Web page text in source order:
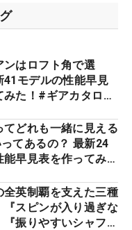
ンはロフト角で選
モデルの性能早見
みた！#ギアカタログ
てどれも一緒に見える
てあるの？ 最新24
能早見表を作ってみ
全英制覇を支えた三種
スピンが入り過ぎな
『振りやすいシャフ